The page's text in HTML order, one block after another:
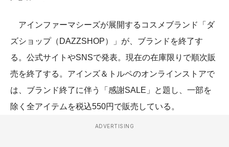
アインファーマシーズが展開するコスメブランド「ダ
ズショップ（DAZZSHOP）」が、ブランドを終了す
る。公式サイトやSNSで発表。現在の在庫限りで順次販
売を終了する。アインズ＆トルペのオンラインストアで
は、ブランド終了に伴う「感謝SALE」と題し、一部を
除く全アイテムを税込550円で販売している。
ADVERTISING